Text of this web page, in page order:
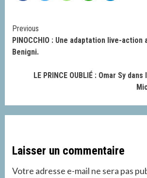
Continue
Reading
Previous
PINOCCHIO : Une adaptation live-action
Benigni.
LE PRINCE OUBLIÉ : Omar Sy
Laisser un commentaire
Votre adresse e-mail ne sera pas